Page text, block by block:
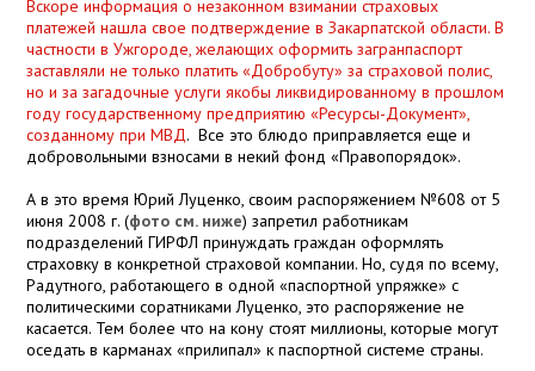
Вскоре информация о незаконном взимании страховых
платежей нашла свое подтверждение в Закарпатской области. В
частности в Ужгороде, желающих оформить загранпаспорт
заставляли не только платить «Добробуту» за страховой полис,
но и за загадочные услуги якобы ликвидированному в прошлом
году государственному предприятию «Ресурсы-Документ»,
созданному при МВД. Все это блюдо приправляется еще и
добровольными взносами в некий фонд «Правопорядок».
А в это время Юрий Луценко, своим распоряжением №608 от 5
июня 2008 г. (фото см. ниже) запретил работникам
подразделений ГИРФЛ принуждать граждан оформлять
страховку в конкретной страховой компании. Но, судя по всему,
Радутного, работающего в одной «паспортной упряжке» с
политическими соратниками Луценко, это распоряжение не
касается. Тем более что на кону стоят миллионы, которые могут
оседать в карманах «прилипал» к паспортной системе страны.